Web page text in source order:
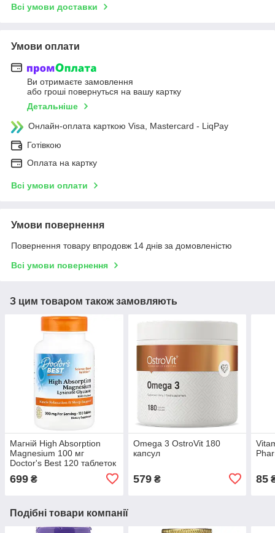
Всі умови доставки
Умови оплати
Ви отримаєте замовлення
або гроші повернуться на вашу картку
Детальніше
Онлайн-оплата карткою Visa, Mastercard - LiqPay
Готівкою
Оплата на картку
Всі умови оплати
Умови повернення
Повернення товару впродовж 14 днів за домовленістю
Всі умови повернення
З цим товаром також замовляють
Магній High Absorption
Magnesium 100 мг
Doctor's Best 120 таблеток
699 ₴
Omega 3 OstroVit 180
капсул
579₴ 85
Подібні товари компанії